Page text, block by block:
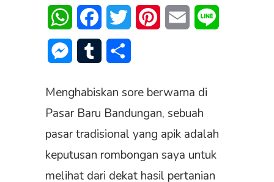
WhatsAppFacebookTwitter PinterestEmail
Messenger
Tumblr
Menghabiskan sore berwarna di
Pasar Baru Bandungan, sebuah
pasar tradisional yang apik adalah
keputusan rombongan saya untuk
melihat dari dekat hasil pertanian